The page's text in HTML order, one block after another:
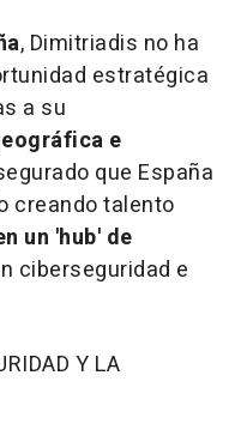
, Dimitriadis no ha
estratégica
a su
e
que España
creando talento
un 'hub' de
ciberseguridad e
Y LA